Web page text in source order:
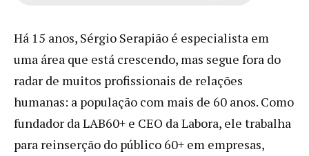
Há 15 anos, Sérgio Serapião é especialista em
uma área que está crescendo, mas segue fora do
radar de muitos profissionais de relações
humanas: a população com mais de 60 anos. Como
fundador da LAB60+ e CEO da Labora, ele trabalha
para reinserção do público 60+ em empresas,